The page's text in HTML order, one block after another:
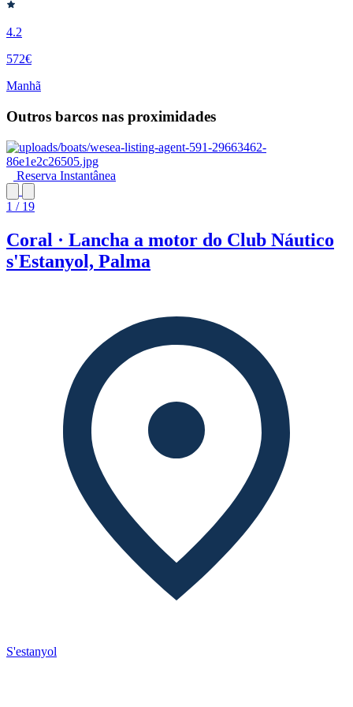
4.2
572€
Manhã
Outros barcos nas proximidades
Reserva Instantânea
1 / 19
Coral · Lancha a motor do Club Náutico
s'Estanyol, Palma
S'estanyol